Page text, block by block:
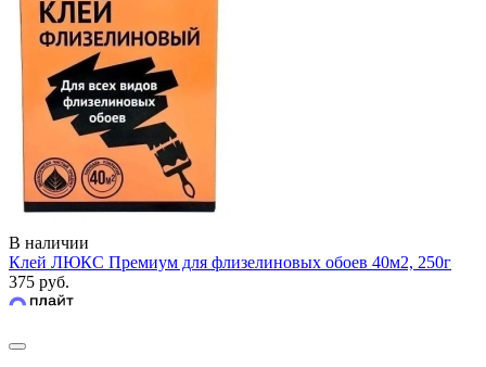
В наличии
Клей ЛЮКС Премиум для флизелиновых обоев 40м2, 250г
375 руб.